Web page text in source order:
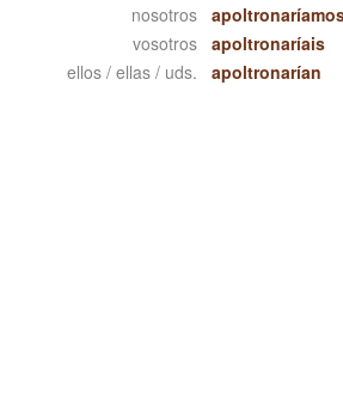
nosotros
vosotros
apoltronaríais
ellos / ellas / uds.
apoltronarían